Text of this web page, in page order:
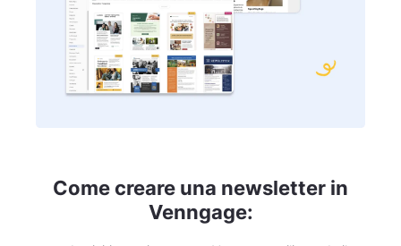
Come creare una newsletter in
Venngage: